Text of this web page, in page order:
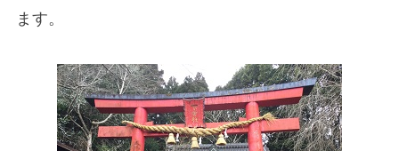
ます。